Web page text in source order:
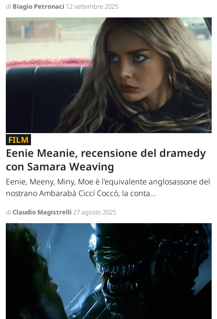
di Biagio Petronaci 12 settembre 2025
FILM
Eenie Meanie, recensione del dramedy
con Samara Weaving
Eenie, Meeny, Miny, Moe è l'equivalente anglosassone del
nostrano Ambarabà Ciccí Coccò, la conta...
di Claudio Magistrelli 27 agosto 2025